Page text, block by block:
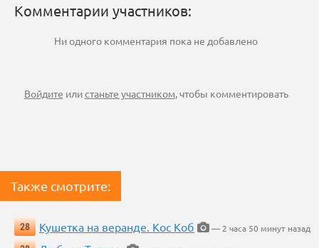
Комментарии участников:
Ни одного комментария пока не добавлено
Войдите илистаньте участником, чтобы комментировать
Также смотрите:
28 Кушетка на веранде. Кос Коб
— 2 часа 50 минут назад